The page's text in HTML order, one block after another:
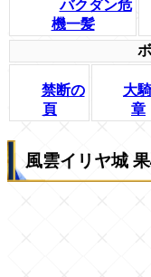
バクダン危
機一髪
禁断の
頁
大
章
風雲イリヤ城